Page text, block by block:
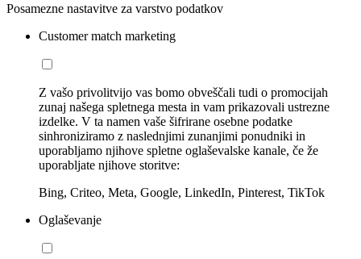
Posamezne nastavitve za varstvo podatkov
Customer match marketing
Z vašo privolitvijo vas bomo obveščali tudi o promocijah
zunaj našega spletnega mesta in vam prikazovali ustrezne
izdelke. V ta namen vaše šifrirane osebne podatke
sinhroniziramo z naslednjimi zunanjimi ponudniki in
uporabljamo njihove spletne oglaševalske kanale, če že
uporabljate njihove storitve:
Bing, Criteo, Meta, Google, LinkedIn, Pinterest, TikTok
Oglaševanje